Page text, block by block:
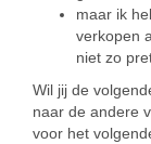
maar ik
verkopen
niet zo
Wil jij de
naar de andere
voor het